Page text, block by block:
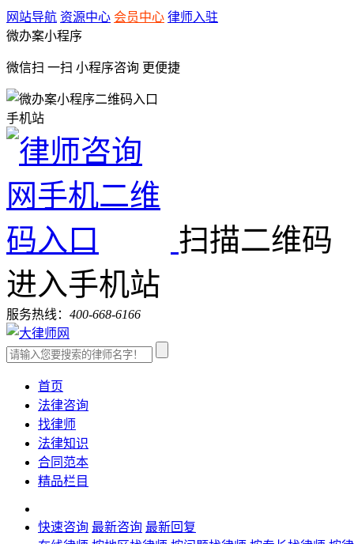
网站导航 资源中心 会员中心 律师入驻
微办案小程序
微信扫 一扫 小程序咨询 更便捷
手机站
扫描二维码
进入手机站
服务热线： 400-668-6166
首页
法律咨询
找律师
法律知识
合同范本
精品栏目
快速咨询 最新咨询 最新回复